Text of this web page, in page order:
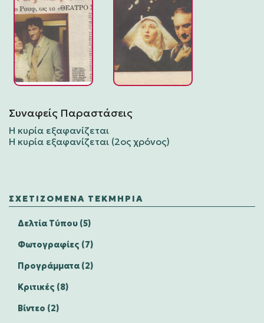
Συναφείς Παραστάσεις
Η κυρία εξαφανίζεται
Η κυρία εξαφανίζεται (2ος χρόνος)
ΣΧΕΤΙΖΌΜΕΝΑ ΤΕΚΜΉΡΙΑ
Δελτία Τύπου (5)
Φωτογραφίες (7)
Προγράμματα (2)
Κριτικές (8)
Βίντεο (2)